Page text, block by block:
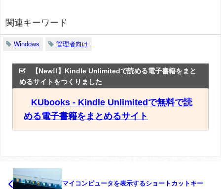
関連キーワード
Windows 管理者向け
【New!!】Kindle Unlimitedで読める電子書籍をまと
めるサイトをつくりました
KUbooks - Kindle Unlimitedで無料で読
める電子書籍をまとめるサイト
マイコンピュータを表示するショートカットキー